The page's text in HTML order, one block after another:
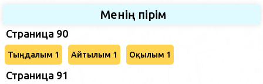
Менің пірім
Страница 90
Тыңдалым 1 Айтылым 1 Оқылым 1
Страница 91